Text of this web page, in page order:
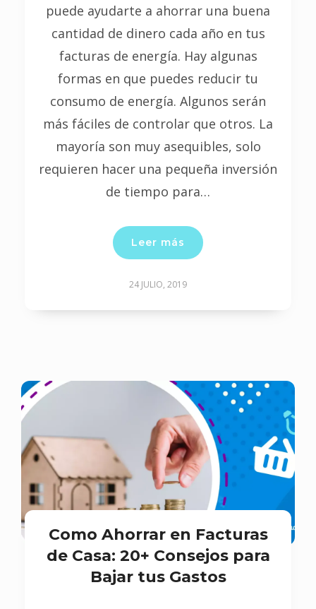
puede ayudarte a ahorrar una buena
cantidad de dinero cada año en tus
facturas de energía. Hay algunas
formas en que puedes reducir tu
consumo de energía. Algunos serán
más fáciles de controlar que otros. La
mayoría son muy asequibles, solo
requieren hacer una pequeña inversión
de tiempo para…
Leer más
24 JULIO, 2019
Como Ahorrar en Facturas
de Casa: 20+ Consejos para
Bajar tus Gastos